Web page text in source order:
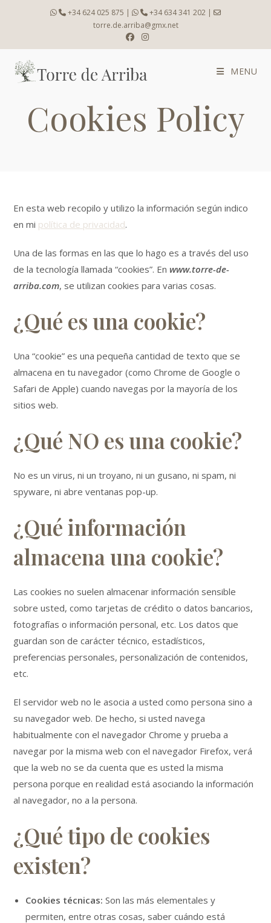
+34 624 025 875 | +34 634 341 202 |
torre.de.arriba@gmx.net
MENU
Cookies Policy
En esta web recopilo y utilizo la información según indico
en mi política de privacidad.
Una de las formas en las que lo hago es a través del uso
de la tecnología llamada “cookies”. En www.torre-de-
arriba.com, se utilizan cookies para varias cosas.
¿Qué es una cookie?
Una “cookie” es una pequeña cantidad de texto que se
almacena en tu navegador (como Chrome de Google o
Safari de Apple) cuando navegas por la mayoría de los
sitios web.
¿Qué NO es una cookie?
No es un virus, ni un troyano, ni un gusano, ni spam, ni
spyware, ni abre ventanas pop-up.
¿Qué información
almacena una cookie?
Las cookies no suelen almacenar información sensible
sobre usted, como tarjetas de crédito o datos bancarios,
fotografías o información personal, etc. Los datos que
guardan son de carácter técnico, estadísticos,
preferencias personales, personalización de contenidos,
etc.
El servidor web no le asocia a usted como persona sino a
su navegador web. De hecho, si usted navega
habitualmente con el navegador Chrome y prueba a
navegar por la misma web con el navegador Firefox, verá
que la web no se da cuenta que es usted la misma
persona porque en realidad está asociando la información
al navegador, no a la persona.
¿Qué tipo de cookies
existen?
Cookies técnicas: Son las más elementales y
permiten, entre otras cosas, saber cuándo está